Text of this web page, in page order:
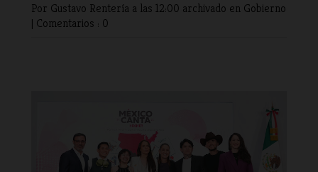
Por Gustavo Rentería a las 12:00 archivado en Gobierno
| Comentarios : 0